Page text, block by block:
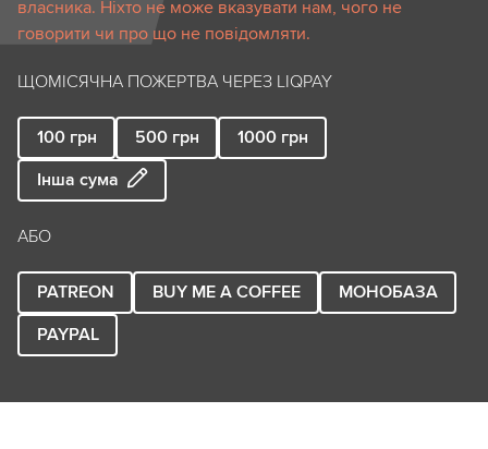
власника. Ніхто не може вказувати нам, чого не
говорити чи про що не повідомляти.
ЩОМІСЯЧНА ПОЖЕРТВА ЧЕРЕЗ LIQPAY
100 грн 500 грн 1000 грн
Інша сума
АБО
PATREON BUY ME A COFFEE
МОНОБАЗА
PAYPAL